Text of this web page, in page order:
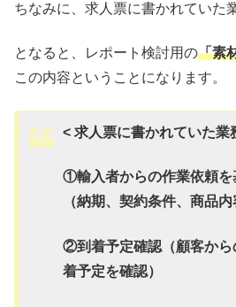
ちなみに、求人票に書かれていた
となると、レポート検討用の「素
この内容ということになります。
< 求人票に書かれていた業
①輸入者からの作業依頼を
（納期、契約条件、商品内
②到着予定確認（顧客から
着予定を確認）